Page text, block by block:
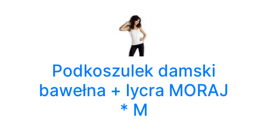
Podkoszulek damski
bawełna + lycra MORAJ
* M